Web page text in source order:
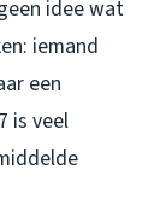
idee wat
iemand
een
is veel